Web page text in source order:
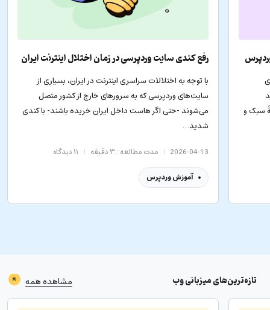
سبک و
رفع کندی سایت وردپرسی در زمان اختلال اینترنت ایران
با توجه به اختلالات سراسری اینترنت در ایران، بسیاری از
سایت‌های وردپرسی که به سرورهای خارج از کشور متصل
می‌شوند -حتی اگر هاست داخل ایران خریده باشند- با کندی
شدید…
2026-04-13 مدت مطالعه : ۳ دقیقه ۱۱دیدگاه
آموزش وردپرس
تازه‌ترین‌هایمیزبانی وب مشاهده همه